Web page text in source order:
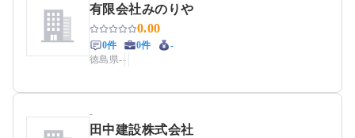
有限会社みのりや
0.00
0件 0件
-
徳島県--
-
田中建設株式会社